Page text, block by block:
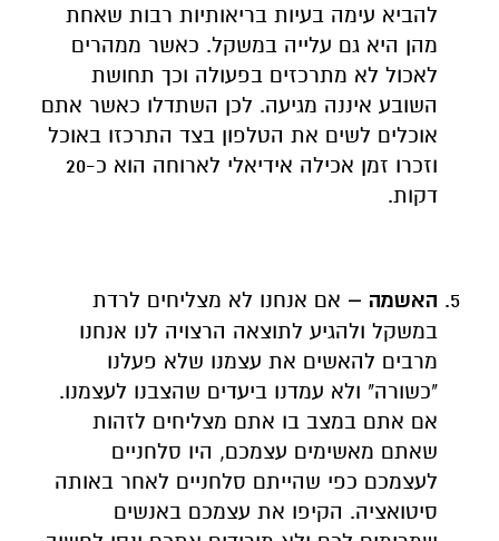
להביא עימה בעיות בריאותיות רבות שאחת
מהן היא גם עלייה במשקל. כאשר ממהרים
לאכול לא מתרכזים בפעולה וכך תחושת
השובע איננה מגיעה. לכן השתדלו כאשר אתם
אוכלים לשים את הטלפון בצד התרכזו באוכל
וזכרו זמן אכילה אידיאלי לארוחה הוא כ-20
דקות.
האשמה – אם אנחנו לא מצליחים לרדת
במשקל ולהגיע לתוצאה הרצויה לנו אנחנו
מרבים להאשים את עצמנו שלא פעלנו
"כשורה" ולא עמדנו ביעדים שהצבנו לעצמנו.
אם אתם במצב בו אתם מצליחים לזהות
שאתם מאשימים עצמכם, היו סלחניים
לעצמכם כפי שהייתם סלחניים לאחר באותה
סיטואציה. הקיפו את עצמכם באנשים